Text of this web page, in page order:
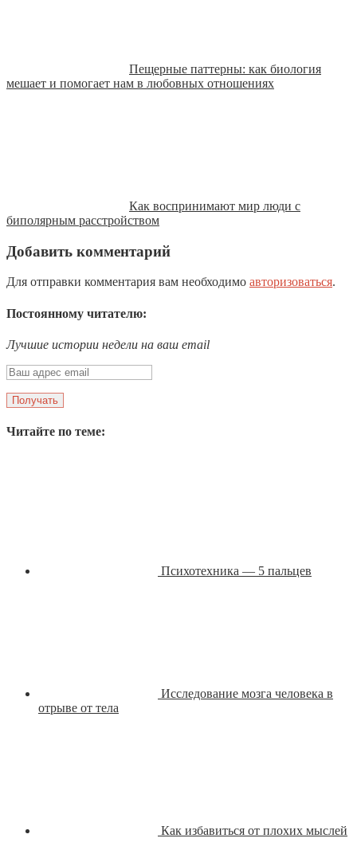
Пещерные паттерны: как биология
мешает и помогает нам в любовных отношениях
Как воспринимают мир люди с
биполярным расстройством
Добавить комментарий
Для отправки комментария вам необходимо авторизоваться.
Постоянному читателю:
Лучшие истории недели на ваш email
Читайте по теме:
Психотехника — 5 пальцев
Исследование мозга человека в
отрыве от тела
Как избавиться от плохих мыслей